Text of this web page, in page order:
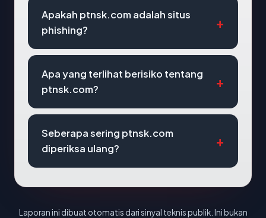
Apakah ptnsk.com adalah situs
phishing?
Apa yang terlihat berisiko tentang
ptnsk.com?
Seberapa sering ptnsk.com
diperiksa ulang?
Laporan ini dibuat otomatis dari sinyal teknis publik. Ini bukan